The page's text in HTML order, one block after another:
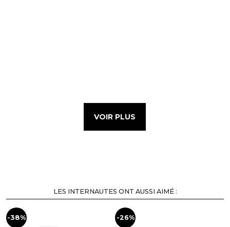
VOIR PLUS
LES INTERNAUTES ONT AUSSI AIMÉ :
-38% -26%